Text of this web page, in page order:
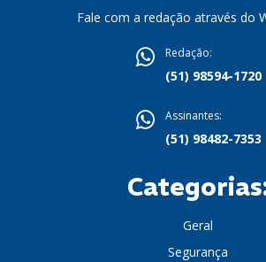
Fale com a redação através do
Redação:
(51) 98594-1720
Assinantes:
(51) 98482-7353
Geral
Segurança